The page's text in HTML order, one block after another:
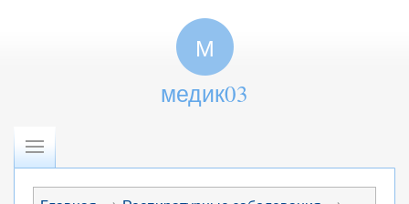
М
медик03